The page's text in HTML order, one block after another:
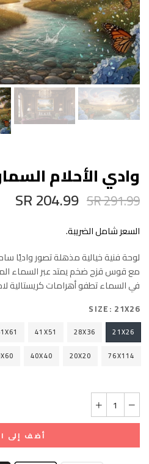
وادي الأحلام
291.99 SR
204.99 SR
السعر شامل الضريبة.
لوحة فنية خيالية مذهلة تصور واديًا
مع قوس قزح ضخم يمتد عبر السماء
في السماء تطفو أهرامات كريستالية
SIZE: 21X26
21X26
28X36
41X51
76X114
20X20
40X40
أضف إلى